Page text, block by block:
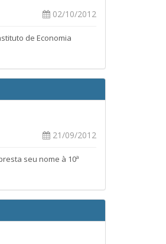
02/10/2012
de Economia
21/09/2012
seu nome à 10ª